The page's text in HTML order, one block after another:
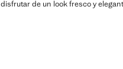
disfrutar de un look fresco y